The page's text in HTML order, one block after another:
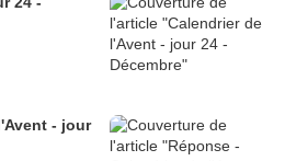
- jour